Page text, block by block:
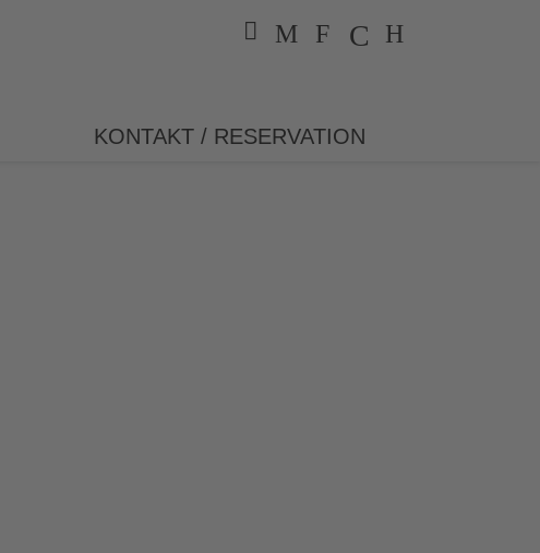
KONTAKT / RESERVATION